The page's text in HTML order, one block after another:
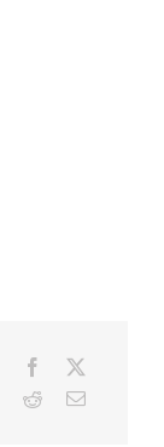
Facebook
RedditEmail